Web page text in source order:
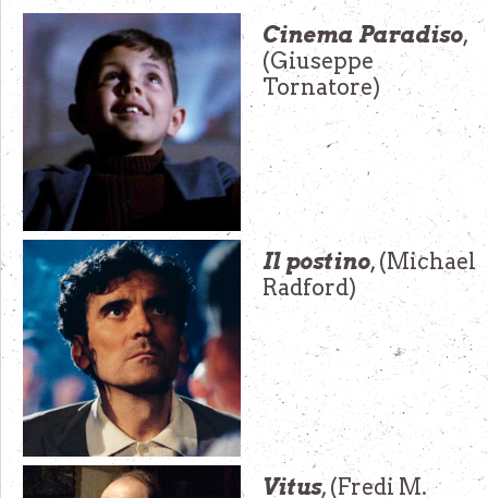
Cinema Paradiso,
(Giuseppe
Tornatore)
Il postino, (Michael
Radford)
Vitus, (Fredi M.